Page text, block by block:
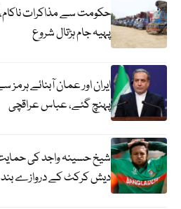
حکومت سے مذاکرات ناکام،
پہیہ جام ہڑتال شروع
ایران اور عمان آبنائے
پہنچ گئے، عباس عراقچی
شیخ حسینہ واجد کی
دیش کرکٹ کے دروازے بند